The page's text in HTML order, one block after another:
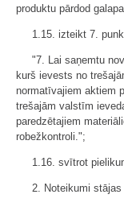
produktu pārdod
1.15. izteikt 7.
"7. Lai saņemtu
kurš ievests no
normatīvajiem aktiem
trešajām valstīm
paredzētajiem
robežkontroli.";
1.16. svītrot
2. Noteikumi